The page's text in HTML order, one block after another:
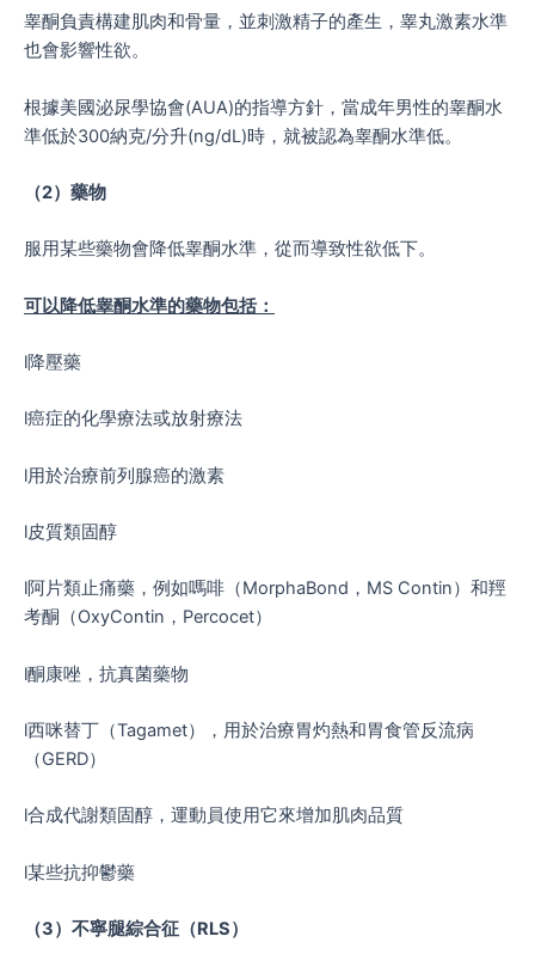
睾酮負責構建肌肉和骨量，並刺激精子的產生，睾丸激素水準
也會影響性欲。
根據美國泌尿學協會(AUA)的指導方針，當成年男性的睾酮水
準低於300納克/分升(ng/dL)時，就被認為睾酮水準低。
（2）藥物
服用某些藥物會降低睾酮水準，從而導致性欲低下。
可以降低睾酮水準的藥物包括：
l降壓藥
l癌症的化學療法或放射療法
l用於治療前列腺癌的激素
l皮質類固醇
l阿片類止痛藥，例如嗎啡（MorphaBond，MS Contin）和羥
考酮（OxyContin，Percocet）
l酮康唑，抗真菌藥物
l西咪替丁（Tagamet），用於治療胃灼熱和胃食管反流病
（GERD）
l合成代謝類固醇，運動員使用它來增加肌肉品質
l某些抗抑鬱藥
（3）不寧腿綜合征（RLS）